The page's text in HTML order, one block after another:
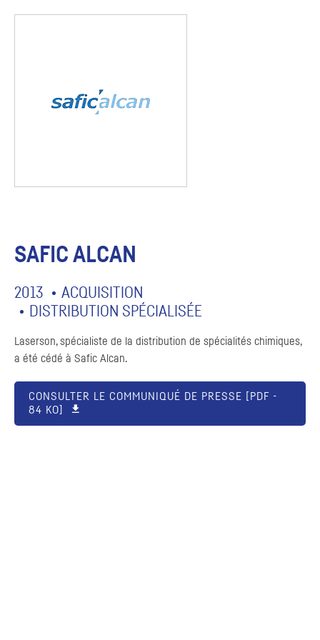
SAFIC ALCAN
2013
ACQUISITION
DISTRIBUTION SPÉCIALISÉE
Laserson, spécialiste de la distribution de spécialités chimiques,
a été cédé à Safic Alcan.
CONSULTER LE COMMUNIQUÉ DE PRESSE [ PDF -
84 KO]